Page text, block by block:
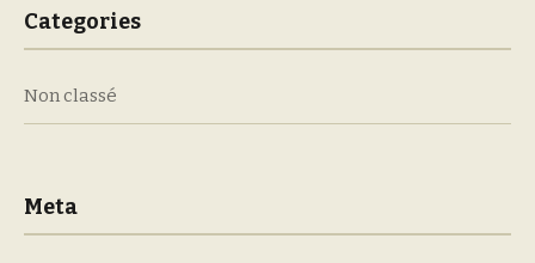
Categories
Non classé
Meta